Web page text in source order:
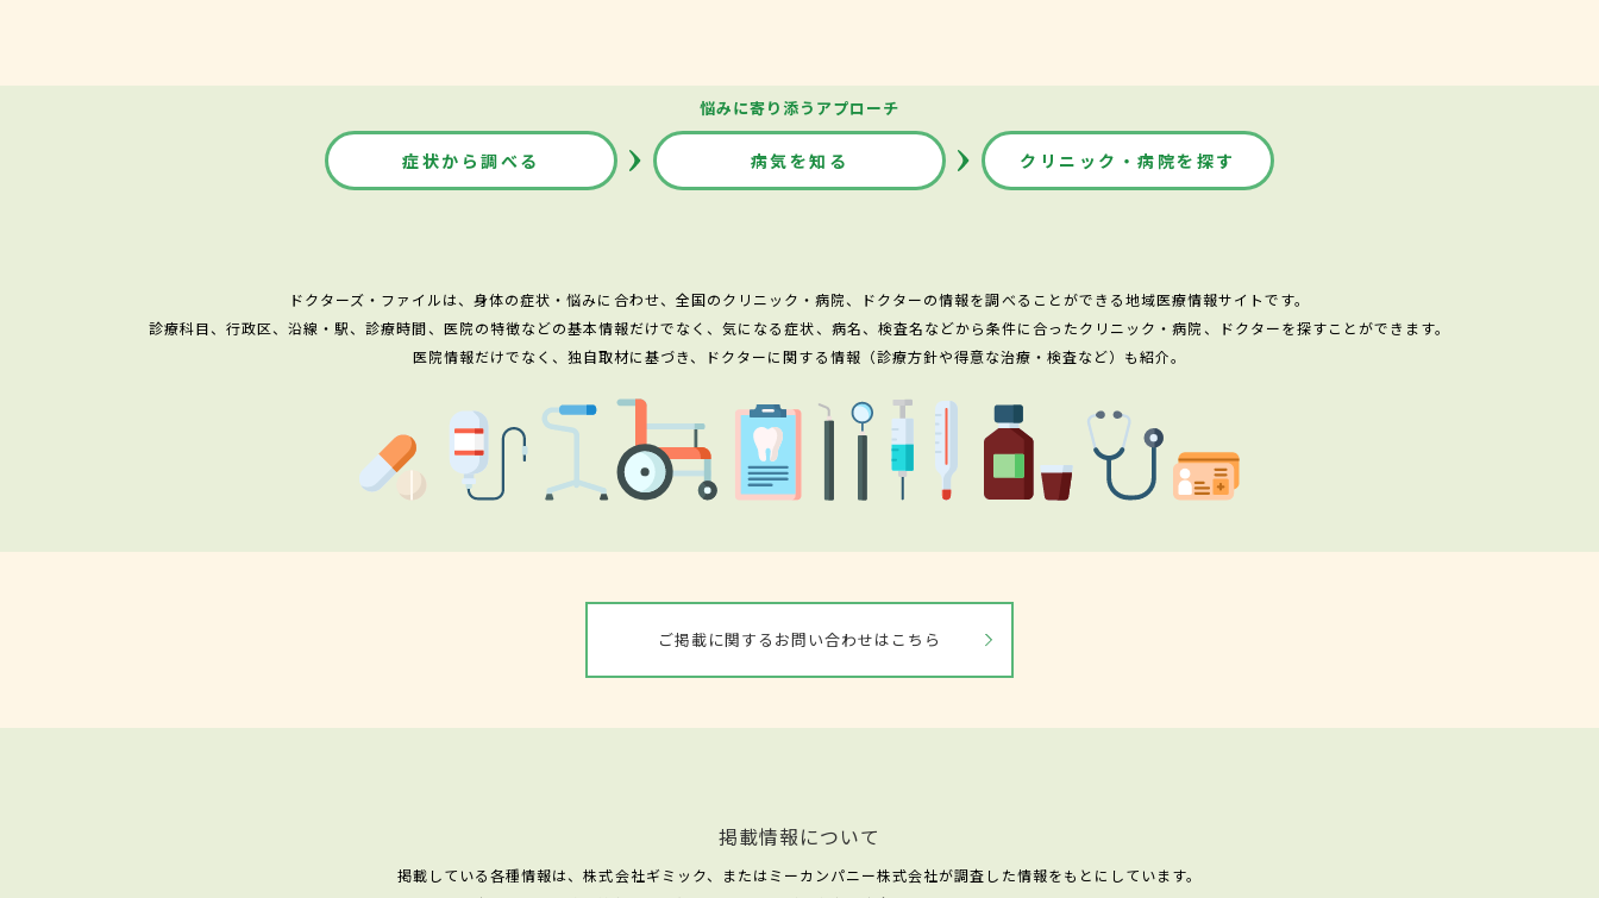
悩みに寄り添うアプローチ
症状から調べる 病気を知る クリニック・病院を探す
ドクターズ・ファイルは、身体の症状・悩みに合わせ、全国のクリニック・病院、ドクターの情報を調べることができる地域医療情報サイトです。
診療科目、行政区、沿線・駅、診療時間、医院の特徴などの基本情報だけでなく、気になる症状、病名、検査名などから条件に合ったクリニック・病院、ドクターを探すことができます。
医院情報だけでなく、独自取材に基づき、ドクターに関する情報（診療方針や得意な治療・検査など）も紹介。
ご掲載に関するお問い合わせはこちら
掲載情報について
掲載している各種情報は、株式会社ギミック、またはミーカンパニー株式会社が調査した情報をもとにしています。